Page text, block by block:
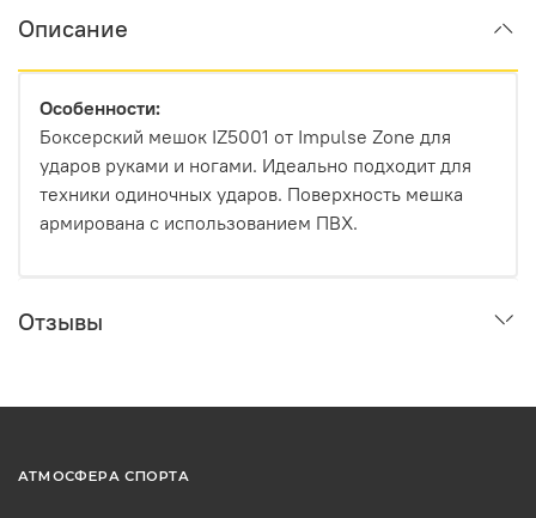
Описание
Особенности:
Боксерский мешок IZ5001 от Impulse Zone для
ударов руками и ногами. Идеально подходит для
техники одиночных ударов. Поверхность мешка
армирована с использованием ПВХ.
Отзывы
АТМОСФЕРА СПОРТА